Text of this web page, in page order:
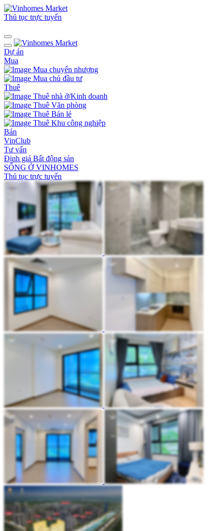
Thủ tục trực tuyến
Dự án
Mua
Mua chuyển nhượng
Mua chủ đầu tư
Thuê
Thuê nhà ở/Kinh doanh
Thuê Văn phòng
Thuê Bán lẻ
Thuê Khu công nghiệp
Bán
VinClub
Tư vấn
Định giá Bất động sản
SỐNG Ở VINHOMES
Thủ tục trực tuyến